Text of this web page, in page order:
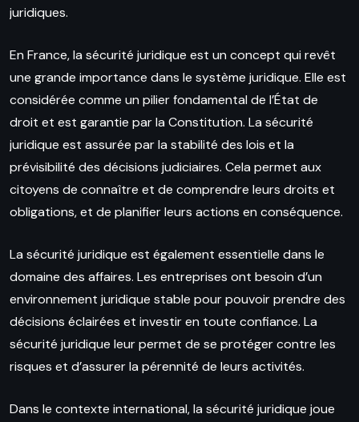
juridiques.
En France, la sécurité juridique est un concept qui revêt
une grande importance dans le système juridique. Elle est
considérée comme un pilier fondamental de l’État de
droit et est garantie par la Constitution. La sécurité
juridique est assurée par la stabilité des lois et la
prévisibilité des décisions judiciaires. Cela permet aux
citoyens de connaître et de comprendre leurs droits et
obligations, et de planifier leurs actions en conséquence.
La sécurité juridique est également essentielle dans le
domaine des affaires. Les entreprises ont besoin d’un
environnement juridique stable pour pouvoir prendre des
décisions éclairées et investir en toute confiance. La
sécurité juridique leur permet de se protéger contre les
risques et d’assurer la pérennité de leurs activités.
Dans le contexte international, la sécurité juridique joue